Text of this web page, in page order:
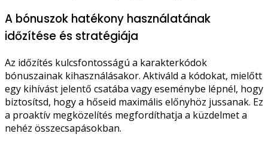
A bónuszok hatékony használatának
időzítése és stratégiája
Az időzítés kulcsfontosságú a karakterkódok
bónuszainak kihasználásakor. Aktiváld a kódokat, mielőtt
egy kihívást jelentő csatába vagy eseménybe lépnél, hogy
biztosítsd, hogy a hőseid maximális előnyhöz jussanak. Ez
a proaktív megközelítés megfordíthatja a küzdelmet a
nehéz összecsapásokban.